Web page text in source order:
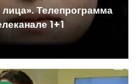
Телепрограмма
1+1